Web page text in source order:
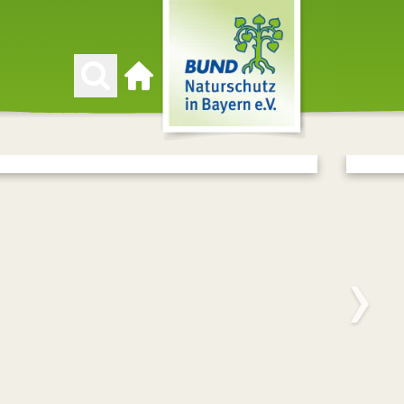
Zur Startseite